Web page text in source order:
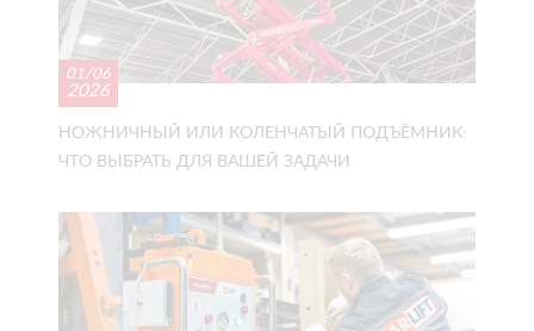
01/06
2026
НОЖНИЧНЫЙ ИЛИ КОЛЕНЧАТЫЙ ПОДЪЁМНИК:
ЧТО ВЫБРАТЬ ДЛЯ ВАШЕЙ ЗАДАЧИ